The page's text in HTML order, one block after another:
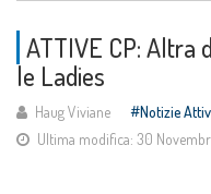
ATTIVE CP: Altra
le Ladies
Haug Viviane Notizie
Ultima modifica: 30